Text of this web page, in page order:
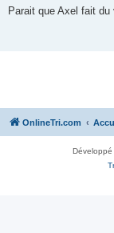
s
s
Parait que Axel fait du
OnlineTri.com